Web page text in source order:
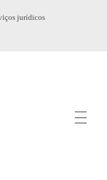
jurídicos